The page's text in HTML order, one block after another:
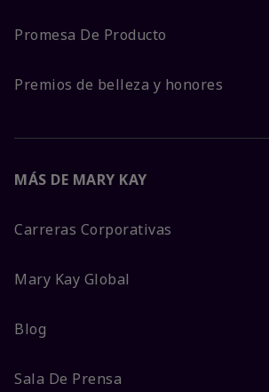
Promesa De Producto
Premios de belleza y honores
MÁS DE MARY KAY
Carreras Corporativas
Mary Kay Global
Blog
Sala De Prensa